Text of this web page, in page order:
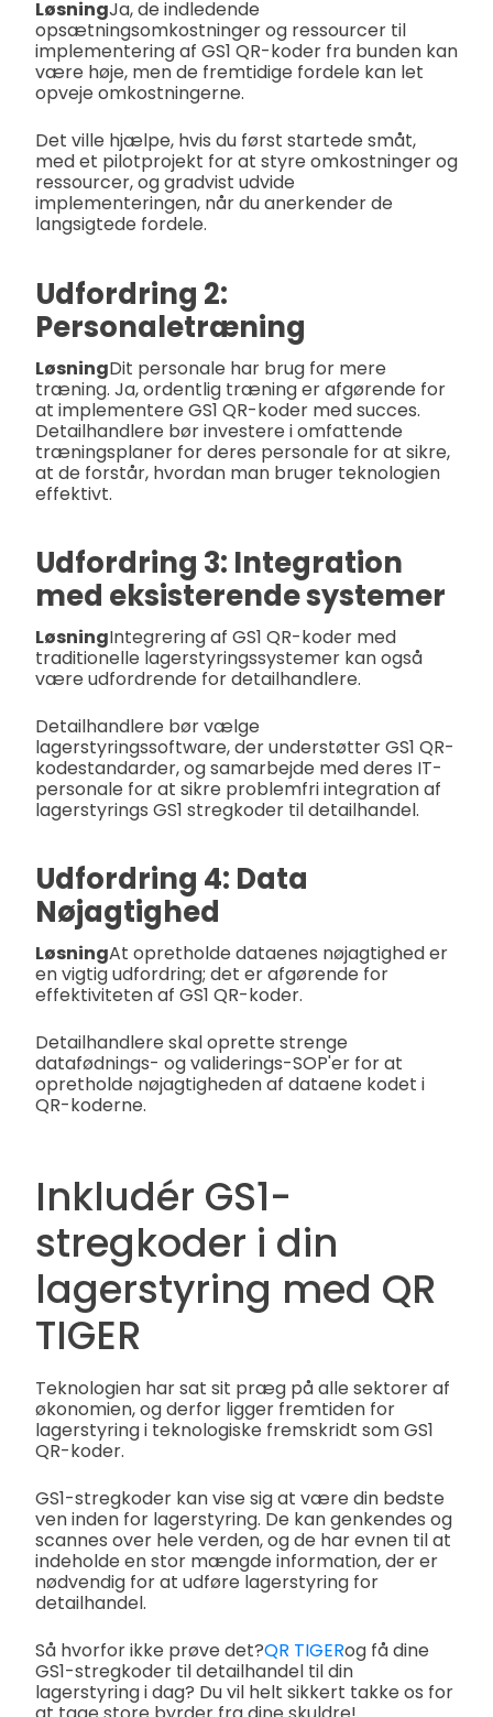
LøsningJa, de indledende
opsætningsomkostninger og ressourcer til
implementering af GS1 QR-koder fra bunden kan
være høje, men de fremtidige fordele kan let
opveje omkostningerne.
Det ville hjælpe, hvis du først startede småt,
med et pilotprojekt for at styre omkostninger og
ressourcer, og gradvist udvide
implementeringen, når du anerkender de
langsigtede fordele.
Udfordring 2:
Personaletræning
LøsningDit personale har brug for mere
træning. Ja, ordentlig træning er afgørende for
at implementere GS1 QR-koder med succes.
Detailhandlere bør investere i omfattende
træningsplaner for deres personale for at sikre,
at de forstår, hvordan man bruger teknologien
effektivt.
Udfordring 3: Integration
med eksisterende systemer
LøsningIntegrering af GS1 QR-koder med
traditionelle lagerstyringssystemer kan også
være udfordrende for detailhandlere.
Detailhandlere bør vælge
lagerstyringssoftware, der understøtter GS1 QR-
kodestandarder, og samarbejde med deres IT-
personale for at sikre problemfri integration af
lagerstyrings GS1 stregkoder til detailhandel.
Udfordring 4: Data
Nøjagtighed
LøsningAt opretholde dataenes nøjagtighed er
en vigtig udfordring; det er afgørende for
effektiviteten af GS1 QR-koder.
Detailhandlere skal oprette strenge
datafødnings- og validerings-SOP'er for at
opretholde nøjagtigheden af dataene kodet i
QR-koderne.
Inkludér GS1-
stregkoder i din
lagerstyring med QR
TIGER
Teknologien har sat sit præg på alle sektorer af
økonomien, og derfor ligger fremtiden for
lagerstyring i teknologiske fremskridt som GS1
QR-koder.
GS1-stregkoder kan vise sig at være din bedste
ven inden for lagerstyring. De kan genkendes og
scannes over hele verden, og de har evnen til at
indeholde en stor mængde information, der er
nødvendig for at udføre lagerstyring for
detailhandel.
Så hvorfor ikke prøve det?QR TIGERog få dine
GS1-stregkoder til detailhandel til din
lagerstyring i dag? Du vil helt sikkert takke os for